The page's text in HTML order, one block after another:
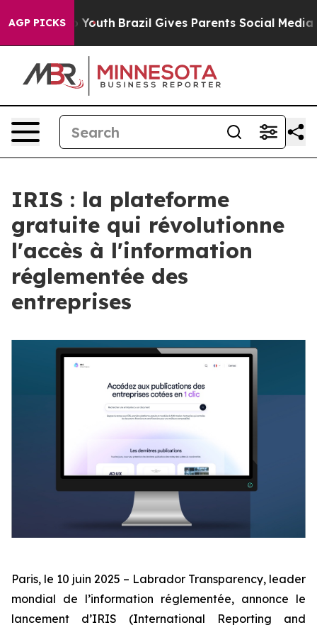
AGP PICKS
to Youth Brazil Gives Parents Social Media
IRIS : la plateforme
gratuite qui révolutionne
l'accès à l'information
réglementée des
entreprises
Paris, le 10 juin 2025 – Labrador Transparency, leader
mondial de l’information réglementée, annonce le
lancement d’IRIS (International Reporting and